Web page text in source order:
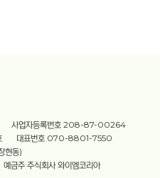
사업자등록번호 208-87-00264
대표번호 070-8801-7550
현동)
예금주 주식회사 와이엠코리아